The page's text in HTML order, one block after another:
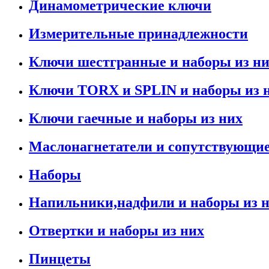
Динамометрические ключи
Измерительные принадлежности
Ключи шестгранные и наборы из
Ключи TORX и SPLIN и наборы из
Ключи гаечные и наборы из них
Маслонагнетатели и
Наборы
Напильники,надфили и наборы из
Отвертки и наборы из них
Пинцеты